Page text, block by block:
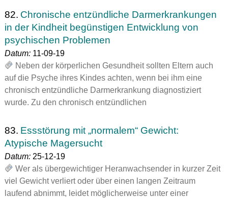
82. Chronische entzündliche Darmerkrankungen
in der Kindheit begünstigen Entwicklung von
psychischen Problemen
Datum:11-09-19
Neben der körperlichen Gesundheit sollten Eltern auch
auf die Psyche ihres Kindes achten, wenn bei ihm eine
chronisch entzündliche Darmerkrankung diagnostiziert
wurde. Zu den chronisch entzündlichen
83. Essstörung mit „normalem“ Gewicht:
Atypische Magersucht
Datum:25-12-19
Wer als übergewichtiger Heranwachsender in kurzer Zeit
viel Gewicht verliert oder über einen langen Zeitraum
laufend abnimmt, leidet möglicherweise unter einer